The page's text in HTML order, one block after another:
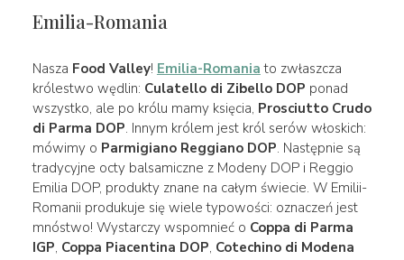
Emilia-Romania
Nasza Food Valley! Emilia-Romania to zwłaszcza
królestwo wędlin: Culatello di Zibello DOP ponad
wszystko, ale po królu mamy księcia, Prosciutto Crudo
di Parma DOP. Innym królem jest król serów włoskich:
mówimy o Parmigiano Reggiano DOP. Następnie są
tradycyjne octy balsamiczne z Modeny DOP i Reggio
Emilia DOP, produkty znane na całym świecie. W Emilii-
Romanii produkuje się wiele typowości: oznaczeń jest
mnóstwo! Wystarczy wspomnieć o Coppa di Parma
IGP, Coppa Piacentina DOP, Cotechino di Modena